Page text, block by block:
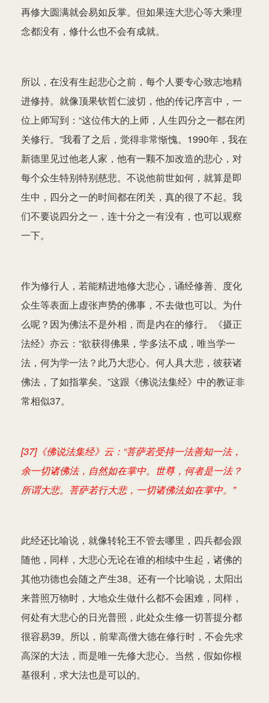
再修大圆满就会易如反掌。但如果连大悲心等大乘理
念都没有，修什么也不会有成就。
所以，在没有生起悲心之前，每个人要专心致志地精
进修持。就像顶果钦哲仁波切，他的传记序言中，一
位上师写到：“这位伟大的上师，人生四分之一都在闭
关修行。”我看了之后，觉得非常惭愧。1990年，我在
新德里见过他老人家，他有一颗不加改造的悲心，对
每个众生特别特别慈悲。不说他前世如何，就算是即
生中，四分之一的时间都在闭关，真的很了不起。我
们不要说四分之一，连十分之一有没有，也可以观察
一下。
作为修行人，若能精进地修大悲心，诵经修善、度化
众生等表面上虚张声势的佛事，不去做也可以。为什
么呢？因为佛法不是外相，而是内在的修行。《摄正
法经》亦云：“欲获得佛果，学多法不成，唯当学一
法，何为学一法？此乃大悲心。何人具大悲，彼获诸
佛法，了如指掌矣。”这跟《佛说法集经》中的教证非
常相似37。
[37]《佛说法集经》云：“菩萨若受持一法善知一法，
余一切诸佛法，自然如在掌中。世尊，何者是一法？
所谓大悲。菩萨若行大悲，一切诸佛法如在掌中。”
此经还比喻说，就像转轮王不管去哪里，四兵都会跟
随他，同样，大悲心无论在谁的相续中生起，诸佛的
其他功德也会随之产生38。还有一个比喻说，太阳出
来普照万物时，大地众生做什么都不会困难，同样，
何处有大悲心的日光普照，此处众生修一切菩提分都
很容易39。所以，前辈高僧大德在修行时，不会先求
高深的大法，而是唯一先修大悲心。当然，假如你根
基很利，求大法也是可以的。